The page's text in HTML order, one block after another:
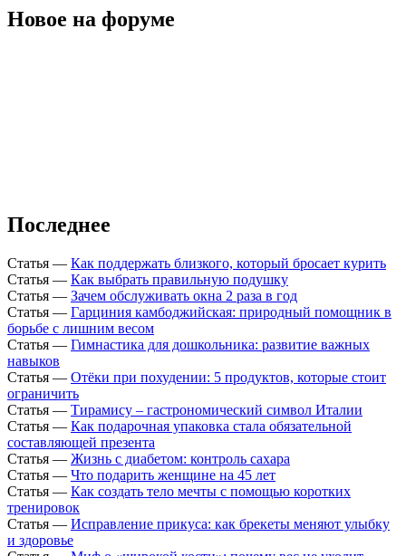
Новое на форуме
Последнее
Статья — Как поддержать близкого, который бросает курить
Статья — Как выбрать правильную подушку
Статья — Зачем обслуживать окна 2 раза в год
Статья — Гарциния камбоджийская: природный помощник в
борьбе с лишним весом
Статья — Гимнастика для дошкольника: развитие важных
навыков
Статья — Отёки при похудении: 5 продуктов, которые стоит
ограничить
Статья — Тирамису – гастрономический символ Италии
Статья — Как подарочная упаковка стала обязательной
составляющей презента
Статья — Жизнь с диабетом: контроль сахара
Статья — Что подарить женщине на 45 лет
Статья — Как создать тело мечты с помощью коротких
тренировок
Статья — Исправление прикуса: как брекеты меняют улыбку
и здоровье